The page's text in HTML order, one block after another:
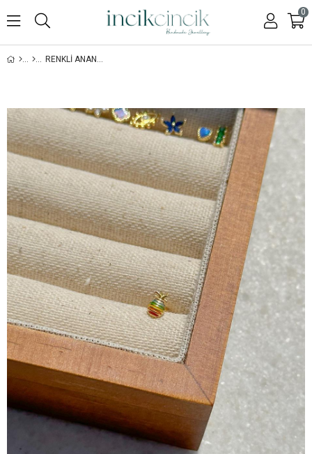
0
RENKLI ANANAS PIERCING - 925 AYAR GÜMÜŞ